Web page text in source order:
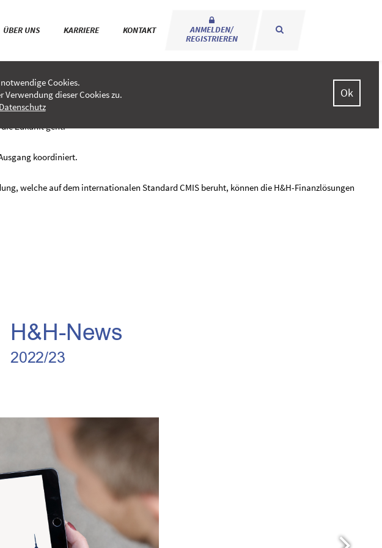
Cookies.
Verwendung dieser Cookies zu.
Datenschutz
Ok
ÜBER UNS KARRIERE KONTAKT
ANMELDEN/
REGISTRIEREN
Zukunft geht.
koordiniert.
welche auf dem internationalen Standard CMIS beruht, können die H&H-Finanzlösungen